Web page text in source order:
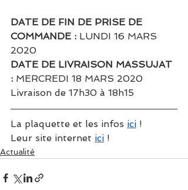
DATE DE FIN DE PRISE DE
COMMANDE : LUNDI 16 MARS
2020
DATE DE LIVRAISON MASSUJAT
: MERCREDI 18 MARS 2020
Livraison de 17h30 à 18h15
La plaquette et les infos ici !
Leur site internet ici !
Actualité